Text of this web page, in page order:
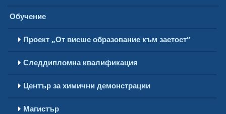
Обучение
Проект „От висше образование към заетост“
Следдипломна квалификация
Център за химични демонстрации
Магистър